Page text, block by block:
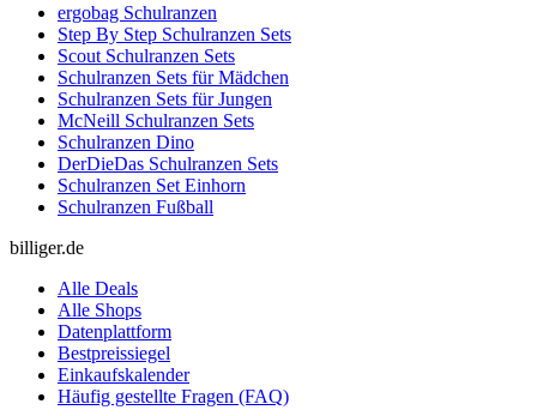
ergobag Schulranzen
Step By Step Schulranzen Sets
Scout Schulranzen Sets
Schulranzen Sets für Mädchen
Schulranzen Sets für Jungen
McNeill Schulranzen Sets
Schulranzen Dino
DerDieDas Schulranzen Sets
Schulranzen Set Einhorn
Schulranzen Fußball
billiger.de
Alle Deals
Alle Shops
Datenplattform
Bestpreissiegel
Einkaufskalender
Häufig gestellte Fragen (FAQ)